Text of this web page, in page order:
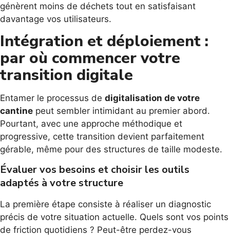
génèrent moins de déchets tout en satisfaisant
davantage vos utilisateurs.
Intégration et déploiement :
par où commencer votre
transition digitale
Entamer le processus de digitalisation de votre
cantine peut sembler intimidant au premier abord.
Pourtant, avec une approche méthodique et
progressive, cette transition devient parfaitement
gérable, même pour des structures de taille modeste.
Évaluer vos besoins et choisir les outils
adaptés à votre structure
La première étape consiste à réaliser un diagnostic
précis de votre situation actuelle. Quels sont vos points
de friction quotidiens ? Peut-être perdez-vous